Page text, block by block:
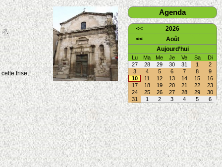
.
frise,
Agenda
<<
2026
<<
Août
Aujourd’hui
Lu Ma Me Je Ve Sa
Di
27
28 29 30 31 1
2
3
4 5 6 7 8
9
10
11 12 13 14 15
16
17
18 19 20 21 22
23
24
25 26 27 28 29
30
31
1 2 3 4 5 6